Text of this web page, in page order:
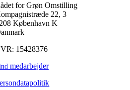
for Grøn Omstilling
22, 3
København K
15428376
medarbejder